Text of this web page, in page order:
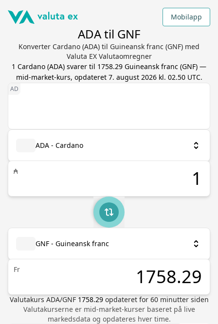
Mobilapp
ADA til GNF
Konverter Cardano (ADA) til Guineansk franc (GNF) med
Valuta EX Valutaomregner
1 Cardano (ADA) svarer til 1758.29 Guineansk franc (GNF) —
mid-market-kurs, opdateret 7. august 2026 kl. 02.50 UTC.
ADA - Cardano
₳
GNF - Guineansk franc
Fr
Valutakurs ADA/GNF 1758.29 opdateret for 60minutter siden
Valutakurserne er mid-market-kurser baseret på live
markedsdata og opdateres hver time.